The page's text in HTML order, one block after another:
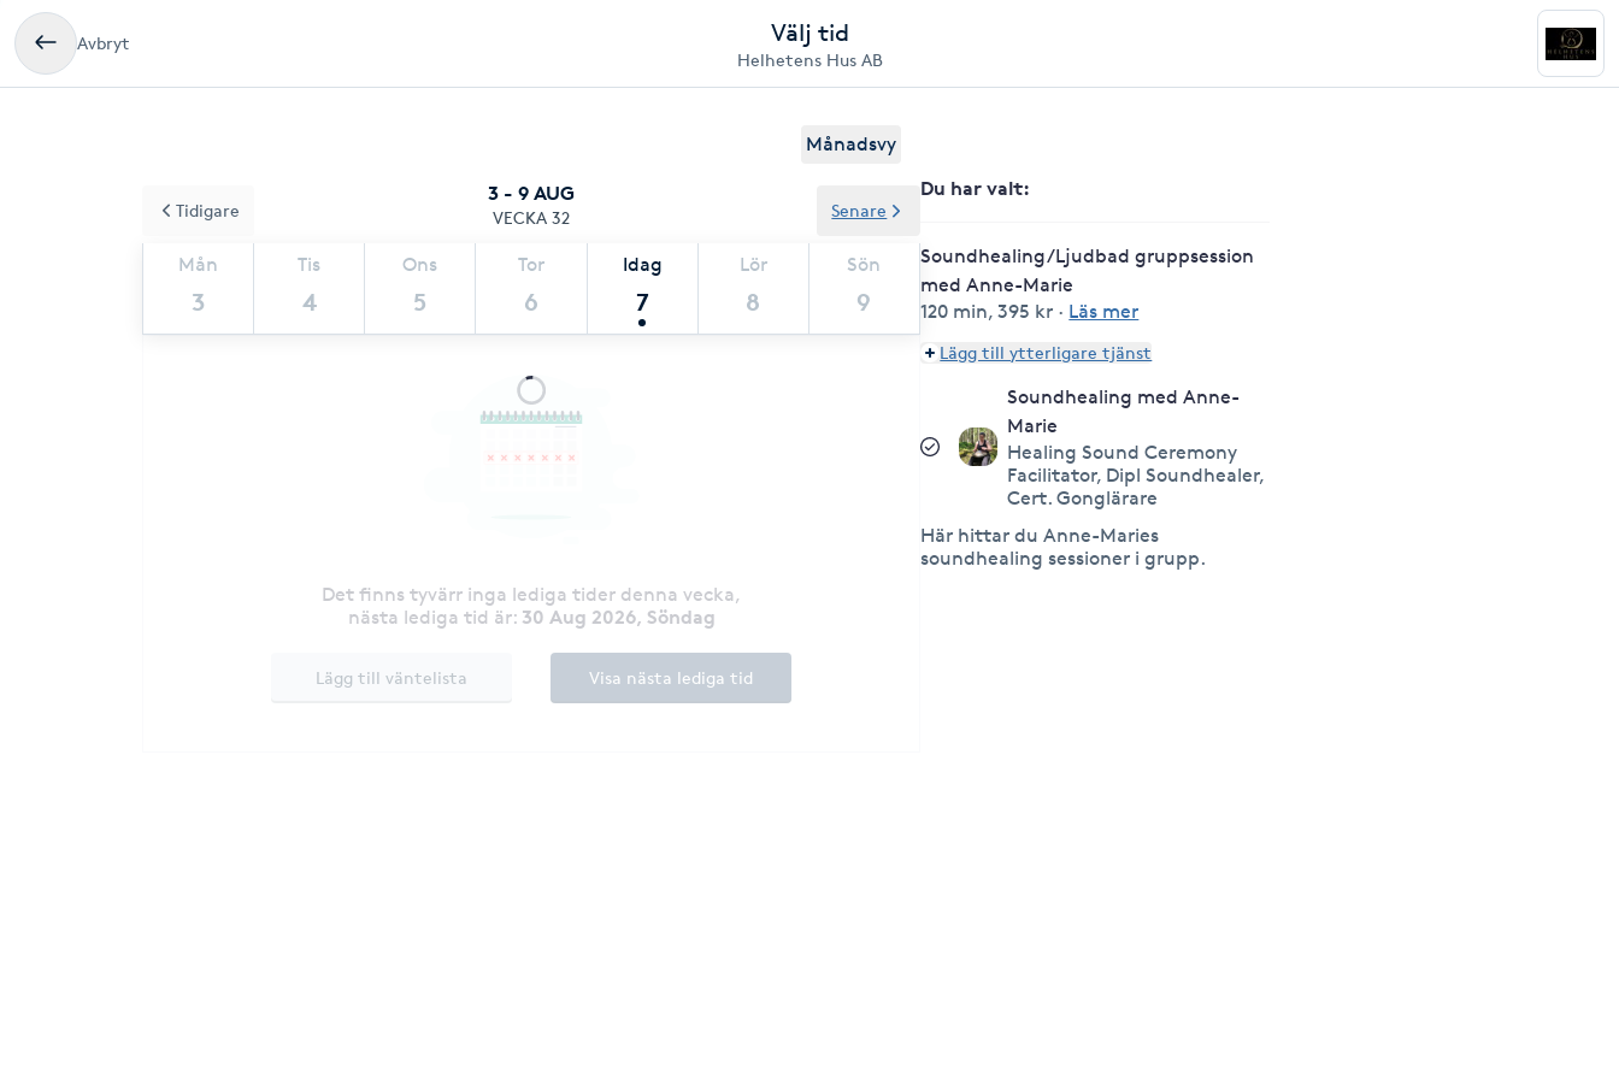
Avbryt Välj tid
Helhetens Hus AB
Månadsvy
3 - 9 AUG
VECKA 32
Mån
3
Tis
4
Ons
5
Tor
6
Idag
7
Lör
8
Sön
9
Tidigare Senare
Det finns tyvärr inga lediga tider denna vecka,
nästa lediga tid är: 30 Aug 2026, Söndag
Lägg till väntelista Visa nästa lediga tid
Du har valt:
Soundhealing/Ljudbad gruppsession
med Anne-Marie
120 min,395 kr · Läs mer
Lägg till ytterligare tjänst
Soundhealing med Anne-
Marie
Healing Sound Ceremony
Facilitator, Dipl Soundhealer,
Cert. Gonglärare
Här hittar du Anne-Maries
soundhealing sessioner i grupp.